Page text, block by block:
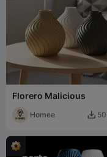
Florero Malicious
Homee  50